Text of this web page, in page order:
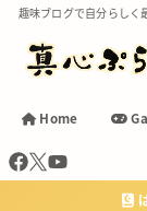
趣味ブログで自分らしく
Home